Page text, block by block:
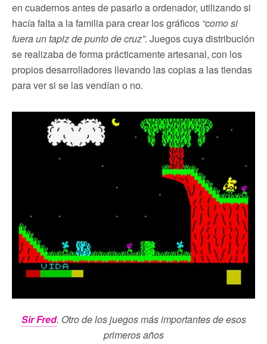
en cuadernos antes de pasarlo a ordenador, utilizando si
hacía falta a la familia para crear los gráficos “como si
fuera un tapiz de punto de cruz”. Juegos cuya distribución
se realizaba de forma prácticamente artesanal, con los
propios desarrolladores llevando las copias a las tiendas
para ver si se las vendían o no.
Sir Fred. Otro de los juegos más importantes de esos
primeros años